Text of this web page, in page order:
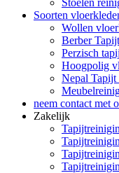
Soorten
Wollen
Berber
Perzisch
Hoogpolig
Nepal Tapijt
neem contact met
Zakelijk